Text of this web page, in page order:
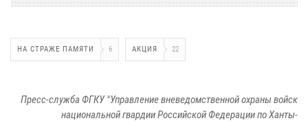
НА СТРАЖЕ ПАМЯТИ 6 АКЦИЯ 22
Пресс-служба ФГКУ "Управление вневедомственной охраны войск
национальной гвардии Российской Федерации по Ханты-